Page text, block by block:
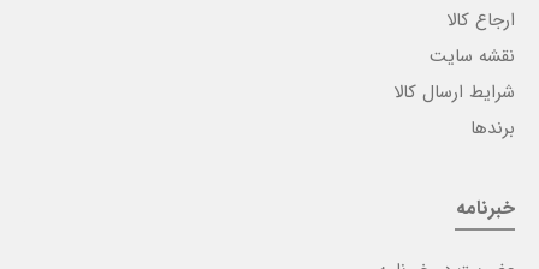
ارجاع کالا
نقشه سایت
شرایط ارسال کالا
برندها
خبرنامه